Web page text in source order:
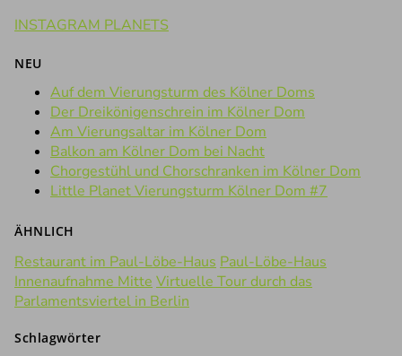
INSTAGRAM PLANETS
NEU
Auf dem Vierungsturm des Kölner Doms
Der Dreikönigenschrein im Kölner Dom
Am Vierungsaltar im Kölner Dom
Balkon am Kölner Dom bei Nacht
Chorgestühl und Chorschranken im Kölner Dom
Little Planet Vierungsturm Kölner Dom #7
ÄHNLICH
Restaurant im Paul-Löbe-Haus Paul-Löbe-Haus
Innenaufnahme Mitte Virtuelle Tour durch das
Parlamentsviertel in Berlin
Schlagwörter